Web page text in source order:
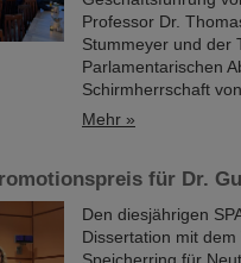
Professor Dr.
Stummeyer und der
Parlamentarischen
Schirmherrschaft
Mehr »
für Dr.
Den diesjährigen
Dissertation mit